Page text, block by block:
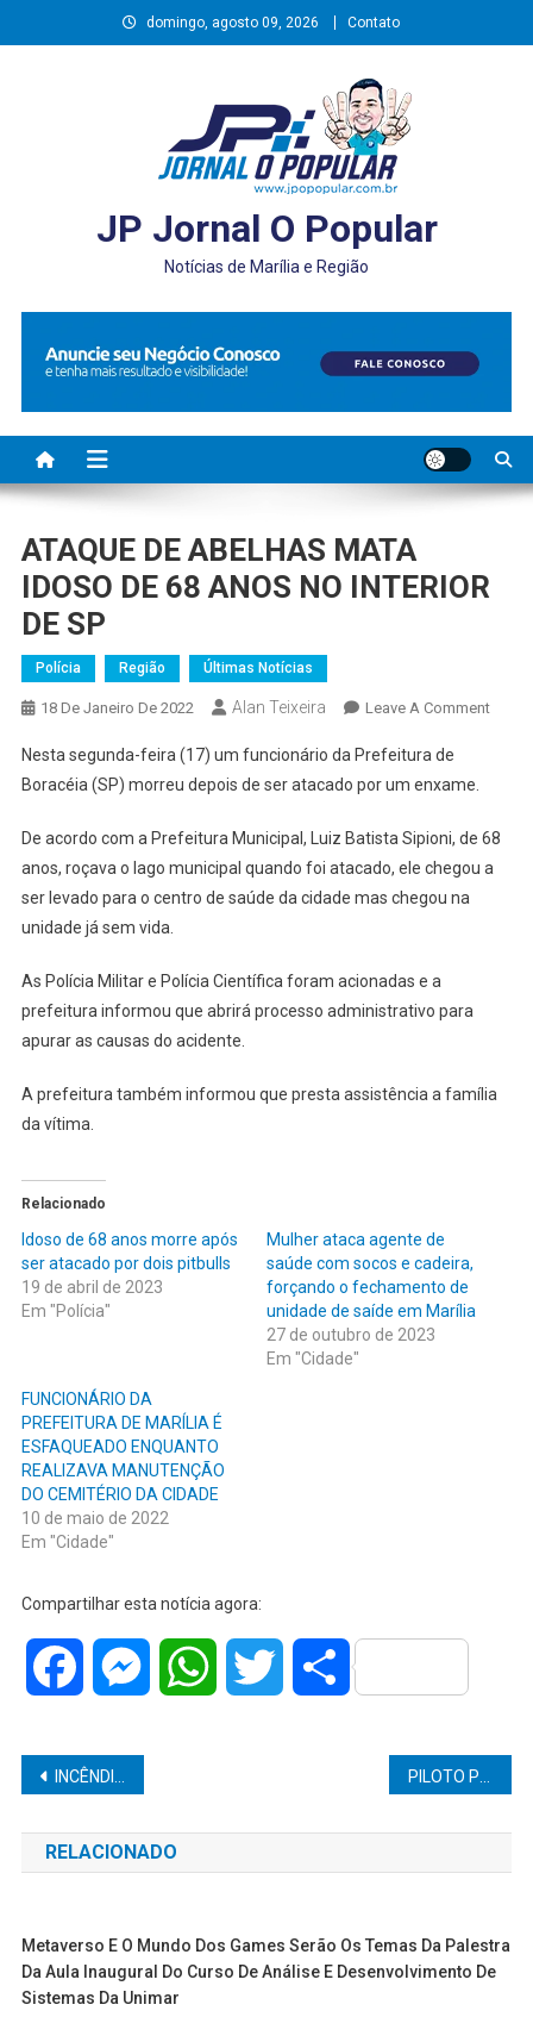
to
domingo, agosto 09, 2026 Contato
JP Jornal O Popular
Notícias de Marília e Região
ATAQUE DE ABELHAS MATA
IDOSO DE 68 ANOS NO INTERIOR
DE SP
Polícia Região Últimas Notícias
18 De Janeiro De 2022 Alan Teixeira Leave A CommentOn
IDOSO
DE
Nesta segunda-feira (17) um funcionário da Prefeitura de
Boracéia (SP) morreu depois de ser atacado por um enxame.
De acordo com a Prefeitura Municipal, Luiz Batista Sipioni, de 68
anos, roçava o lago municipal quando foi atacado, ele chegou a
ser levado para o centro de saúde da cidade mas chegou na
unidade já sem vida.
As Polícia Militar e Polícia Científica foram acionadas e a
prefeitura informou que abrirá processo administrativo para
apurar as causas do acidente.
A prefeitura também informou que presta assistência a família
da vítima.
Relacionado
Idoso de 68 anos morre após
ser atacado por dois pitbulls
19 de abril de 2023
Em "Polícia"
Mulher ataca agente de
saúde com socos e cadeira,
forçando o fechamento de
unidade de saíde em Marília
27 de outubro de 2023
Em "Cidade"
FUNCIONÁRIO DA
PREFEITURA DE MARÍLIA É
ESFAQUEADO ENQUANTO
REALIZAVA MANUTENÇÃO
DO CEMITÉRIO DA CIDADE
10 de maio de 2022
Em "Cidade"
Compartilhar esta notícia agora:
Facebook MessengerWhatsAppTwitter Share
Navegação
de
Post
INCÊNDIO DESTRÓI ÔNIBUS DE DOIS ANDARES EM RODOVIA DE DOIS CÓRREGOS PILOTO PRECISA FAZER POUSO FORÇADO DE AVIÃO EM ESTRADA EM MARÍLIA
RELACIONADO
Metaverso E O Mundo Dos Games Serão Os Temas Da Palestra
Da Aula Inaugural Do Curso De Análise E Desenvolvimento De
Sistemas Da Unimar